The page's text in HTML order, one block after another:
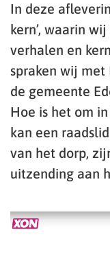
In deze
kern’, waarin
verhalen en
spraken wij met
de gemeente
Hoe is het om
kan een
van het dorp,
uitzending aan